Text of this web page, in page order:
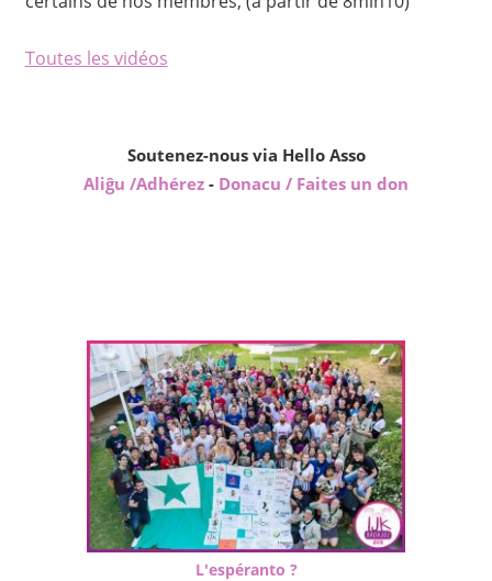
Toutes les vidéos
Soutenez-nous via Hello Asso
Aliĝu /Adhérez - Donacu / Faites un don
L'espéranto ?